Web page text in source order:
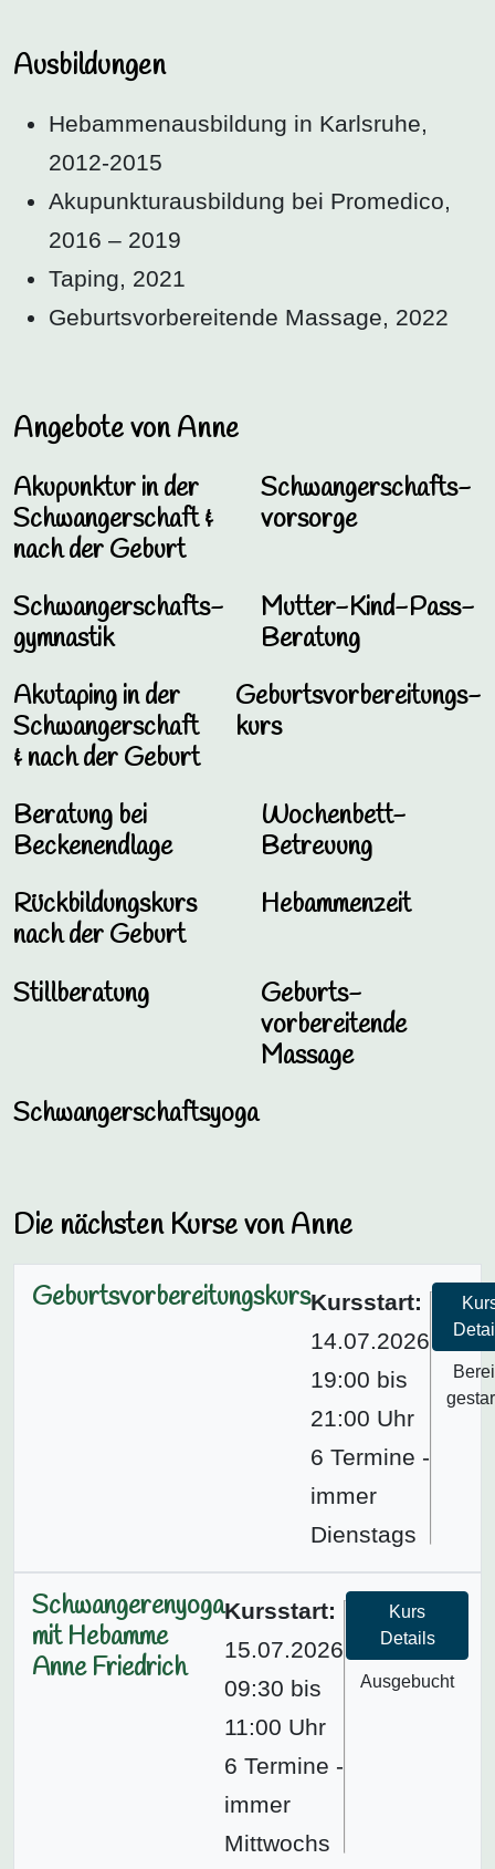
Ausbildungen
Hebammenausbildung in Karlsruhe,
2012-2015
Akupunkturausbildung bei Promedico,
2016 – 2019
Taping, 2021
Geburtsvorbereitende Massage, 2022
Angebote von Anne
Akupunktur in der
Schwangerschaft &
nach der Geburt
Schwangerschafts­
vorsorge
Schwangerschafts­
gymnastik
Mutter-Kind-Pass-
Beratung
Akutaping in der
Schwangerschaft
& nach der Geburt
Geburtsvorbereitungs­
kurs
Beratung bei
Beckenendlage
Wochenbett-
Betreuung
Rückbildungskurs
nach der Geburt
Hebammenzeit
Stillberatung
Geburts­
vorbereitende
Massage
Schwangerschafts­­yoga
Die nächsten Kurse von Anne
GeburtsvorbereitungskursKursstart:
14.07.2026
19:00 bis
21:00 Uhr
6 Termine -
immer
Dienstags
Schwangerenyoga
mit Hebamme
Anne Friedrich
Kursstart:
15.07.2026
09:30 bis
11:00 Uhr
6 Termine -
immer
Mittwochs
Kurs
Details
Ausgebucht